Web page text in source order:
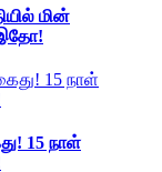
மின்
இதோ!
15 நாள்